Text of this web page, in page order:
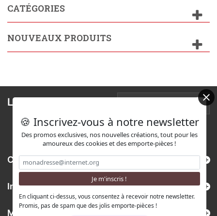
CATÉGORIES
NOUVEAUX PRODUITS
Lettre d'informations
Catégories
Informations
Mon compte
🍪 Inscrivez-vous à notre newsletter
Des promos exclusives, nos nouvelles créations, tout pour les
amoureux des cookies et des emporte-pièces !
En cliquant ci-dessus, vous consentez à recevoir notre newsletter.
Promis, pas de spam que des jolis emporte-pièces !